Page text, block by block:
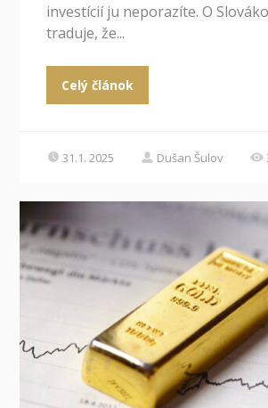
investícií ju neporazíte. O
traduje, že...
Celý článok
31.1. 2025 Dušan Šulov